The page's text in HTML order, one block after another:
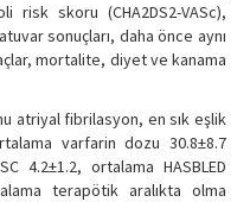
risk skoru (CHA2DS2-VASc),
sonuçları, daha önce aynı
mortalite, diyet ve kanama
atriyal fibrilasyon, en sık eşlik
varfarin dozu 30.8±8.7
4.2±1.2, ortalama HASBLED
terapötik aralıkta olma